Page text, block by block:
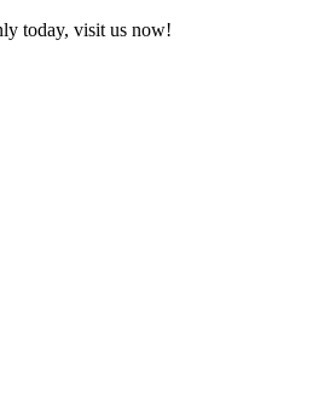
today, visit us now!